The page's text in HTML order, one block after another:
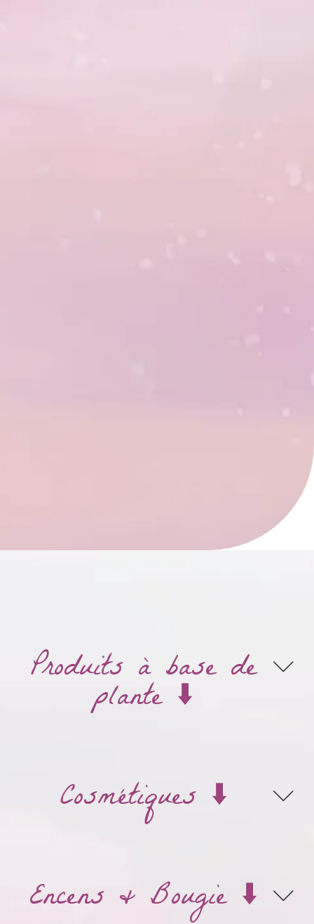
Produits à base de
plante ⬇️
Cosmétiques ⬇️
Encens & Bougie ⬇️